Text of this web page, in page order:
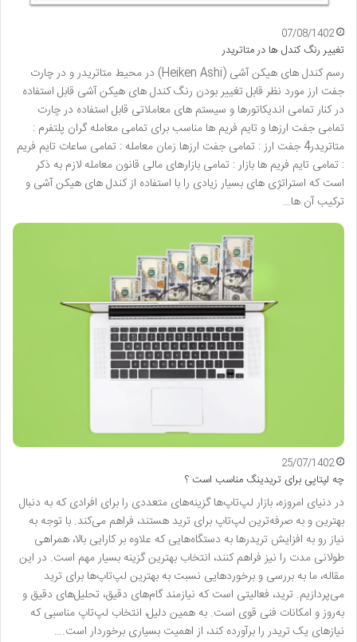
07/08/1402
تغییر رنگ کندل ها در متاتریدر
رسم کندل های هیکن آشی (Heiken Ashi) در محیط متاتریدر و در چارت
جفت ارز مورد نظر قابل تغییر بودن رنگ کندل های هیکن آشی قابل استفاده
در کنار تمامی اندیکاتورها و سیستم های معاملاتی قابل استفاده در چارت
تمامی جفت ارزها و تایم فریم ها مناسب برای تمامی معامله گران پلتفرم :
متاتریدر4 جفت ارز : تمامی جفت ارزها زمان معامله : تمامی ساعات تایم فریم
: تمامی تایم فریم ها بازار : تمامی بازارهای مالی قانون معامله لازم به ذکر
است که استراتژی های بسیار زیادی را با استفاده از کندل های هیکن آشی و
ترکیب آن ها…
25/07/1402
چه لپتاپی برای تریدینگ مناسب است ؟
در دنیای امروزه، بازار لپ‌تاپ‌ها گزینه‌های متعددی را برای افرادی که به دنبال
بهترین و به صرفه‌ترین لپ‌تاپ برای ترید هستند، فراهم می‌کند. با توجه به
نیاز رو به افزایش تریدرها به دستگاه‌هایی که علاوه بر کارایی بالا، همراهی
طولانی مدت را نیز فراهم کنند، انتخاب بهترین گزینه بسیار مهم است. در این
مقاله، ما به بررسی و برخوردهایی نسبت به بهترین لپ‌تاپ‌ها برای ترید
می‌پردازیم. ترید، فعالیتی است که نیازمند گام‌های دقیق، تحلیل‌های دقیق و
به‌روز و امکانات فنی قوی است. به همین دلیل، انتخاب لپ‌تاپ مناسبی که
نیازهای یک تریدر را برآورده کند، از اهمیت بسیاری برخوردار است.…